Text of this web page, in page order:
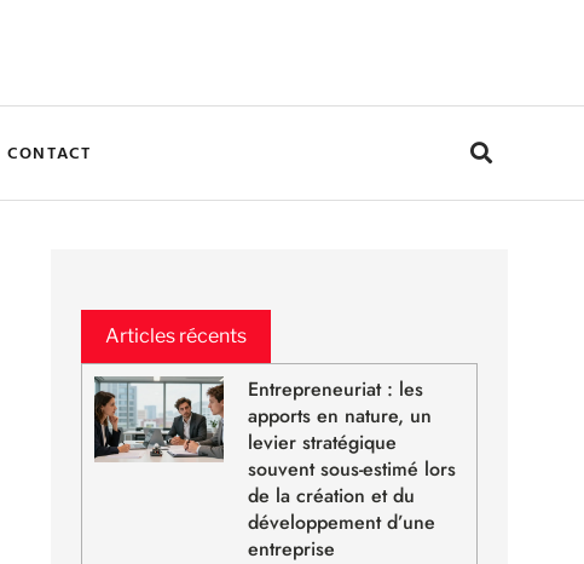
CONTACT
Articles récents
Entrepreneuriat : les
apports en nature, un
levier stratégique
souvent sous-estimé lors
de la création et du
développement d’une
entreprise